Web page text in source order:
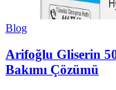
Blog
Arifoğlu Gliserin
Bakımı Çözümü